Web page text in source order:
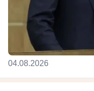
04.08.2026